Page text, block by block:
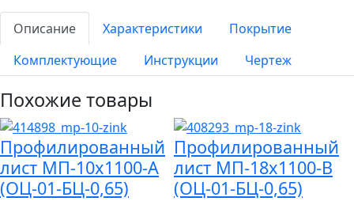
Описание Характеристики
Покрытие
Комплектующие
Инструкции Чертеж
Похожие товары
Профилированный
лист МП-10x1100-A
(ОЦ-01-БЦ-0,65)
Профилированный
лист МП-18x1100-B
(ОЦ-01-БЦ-0,65)